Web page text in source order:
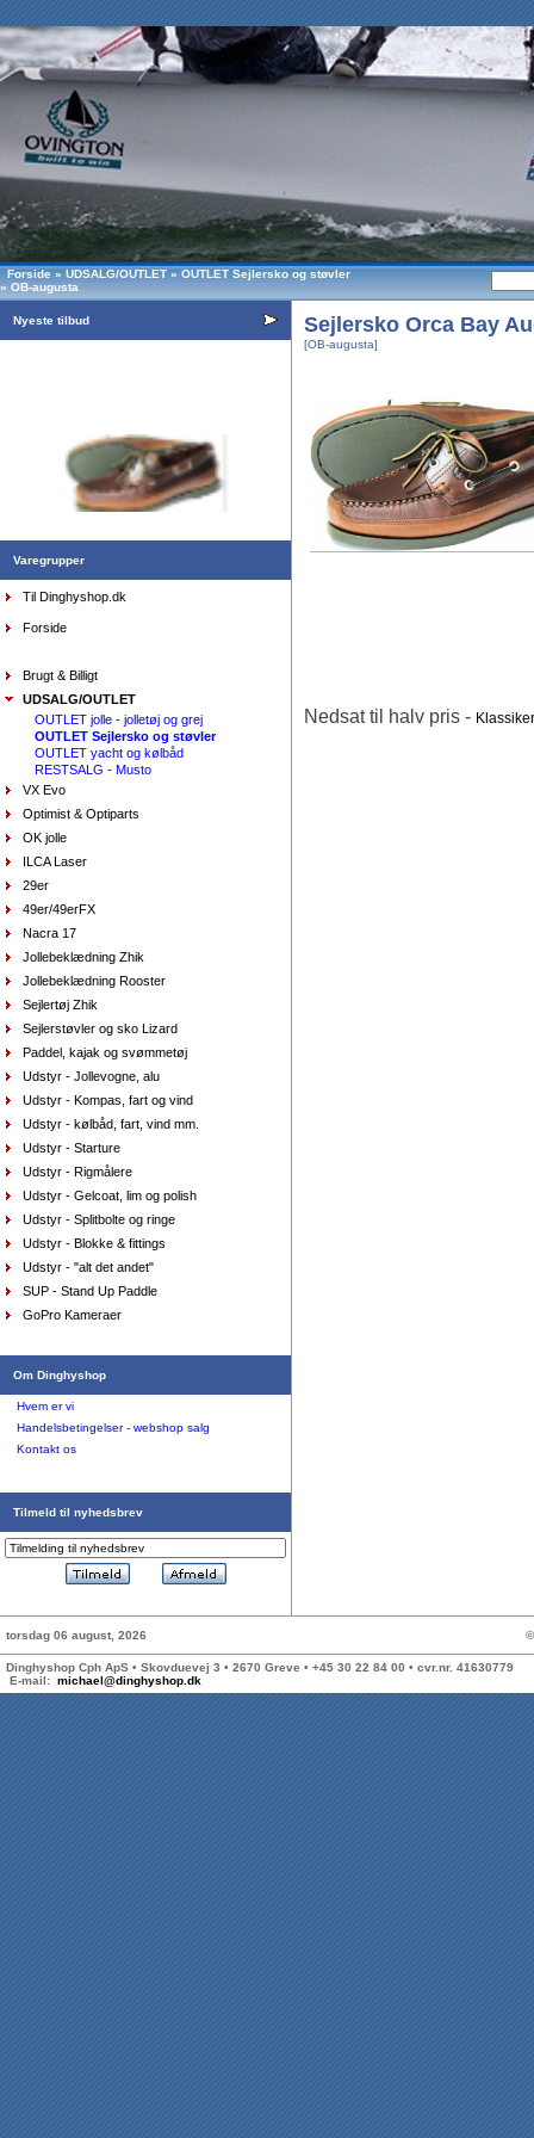
Forside » UDSALG/OUTLET » OUTLET Sejlersko og støvler
» OB-augusta
Nyeste tilbud
AquaFleece Classic RESTSALG - womens, vælg
størrelse farve purpl
DKK575,00
DKK412,80
Sejlersko Orca Bay Maine, farve elk
Visir Musto Evolution, hvid
DKK150,00
DKK
AquaFleece Classic RESTSALG - womens, str.
Varegrupper
Til Dinghyshop.dk
Forside
Brugt & Billigt
UDSALG/OUTLET
OUTLET jolle - jolletøj og grej
OUTLET Sejlersko og støvler
OUTLET yacht og kølbåd
RESTSALG - Musto
VX Evo
Optimist & Optiparts
OK jolle
ILCA Laser
29er
49er/49erFX
Nacra 17
Jollebeklædning Zhik
Jollebeklædning Rooster
Sejlertøj Zhik
Sejlerstøvler og sko Lizard
Paddel, kajak og svømmetøj
Udstyr - Jollevogne, alu
Udstyr - Kompas, fart og vind
Udstyr - kølbåd, fart, vind mm.
Udstyr - Starture
Udstyr - Rigmålere
Udstyr - Gelcoat, lim og polish
Udstyr - Splitbolte og ringe
Udstyr - Blokke & fittings
Udstyr - "alt det andet"
SUP - Stand Up Paddle
GoPro Kameraer
Om Dinghyshop
Hvem er vi
Handelsbetingelser - webshop salg
Kontakt os
Tilmeld til nyhedsbrev
Sejlersko Orca Bay
[OB-augusta]
Nedsat til halv pris -
torsdag 06 august, 2026
Dinghyshop Cph ApS • Skovduevej 3 • 2670 Greve • +45 30 22 84 00 • cvr.nr. 41630779
E-mail: michael@dinghyshop.dk